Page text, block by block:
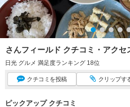
さんフィールド クチコミ・アクセ
日光 グルメ 満足度ランキング 18位
クチコミ を投稿 クリップす
ピックアップ クチコミ